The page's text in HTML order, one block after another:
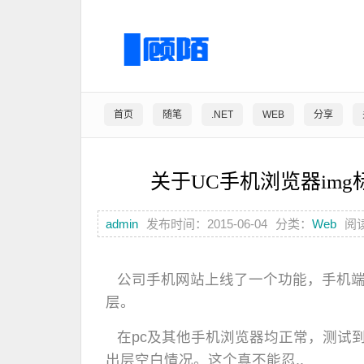
首页 随笔 .NET WEB 分享
关于UC手机浏览器img
admin 发布时间：2015-06-04 分类：Web 阅
公司手机网站上线了一个功能，手机
层。
在pc及其他手机浏览器均正常，测试
出层空白情况。这个真不能忍..